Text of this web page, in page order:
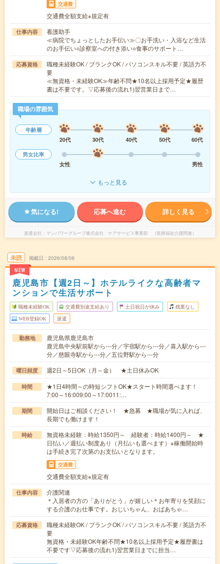
交通費
交通費全額支給※規定有
仕事内容
看護助手
≪病院でちょっとしたお手伝い≫〇お手洗い・入浴など生活
のお手伝い○診察室への付き添い○食事のサポート…
応募資格
職種未経験OK / ブランクOK / パソコンスキル不要 / 英語力不
要
≪無資格・未経験OK≫年齢不問★10名以上採用予定★履歴
書は不要です。▽応募後の流れ1)翌営業日まで…
職場の雰囲気
年齢層
20代
30代 40代 50代
60代
男女比率
女性
男性
もっと見る
気になる! 応募へ進む 詳しく見る
派遣会社 マンパワーグループ株式会社 ケアサービス事業部 （医療福祉介護関連）
未読
NEW
掲載日 2026/08/06
鹿児島市【週2日～】ホテルライクな高齢者マ
ンションで生活サポート
職種未経験OK 交通費別途支給あり 土日祝日が休み 残業なし
WEB登録OK 派遣
勤務地
鹿児島県鹿児島市
鹿児島中央駅前駅から---分／宇宿駅から---分／喜入駅から---
分／慈眼寺駅から---分／五位野駅から---分
曜日頻度 週2日～5日OK（月～金） ★土日休みOK
時間
★1日4時間～の時短シフトOK★スタート時間選べます！
7:00～16:009:00～17:0011:…
期間
開始日はご相談ください！ ★急募 ★職場が気に入れば、
長期でも働けます！
時給
無資格未経験：時給1350円～ 経験者：時給1400円～ ★
日払い／週払い制度あり（月払いも選べます）※稼働開始時
は手続き完了次第のお支払いとなります。
交通費
交通費全額支給※規定有
仕事内容
介護関連
＊入居者の方の「ありがとう」が嬉しい＊お年寄りを笑顔に
する介護のお仕事です。おじいちゃん、おばあちゃ…
応募資格
職種未経験OK / ブランクOK / パソコンスキル不要 / 英語力不
要
無資格・未経験OK年齢不問★10名以上採用予定★履歴書は
不要です▽応募後の流れ1)翌営業日までに担当…